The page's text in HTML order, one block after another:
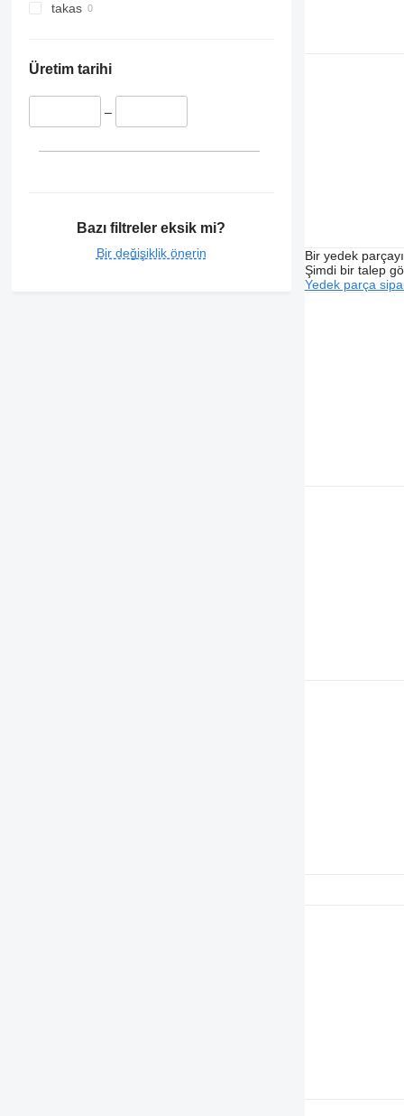
takas
Üretim tarihi
–
Bazı filtreler eksik mi?
Bir değişiklik önerin
Bir yedek
Şimdi bir talep
Yedek parça